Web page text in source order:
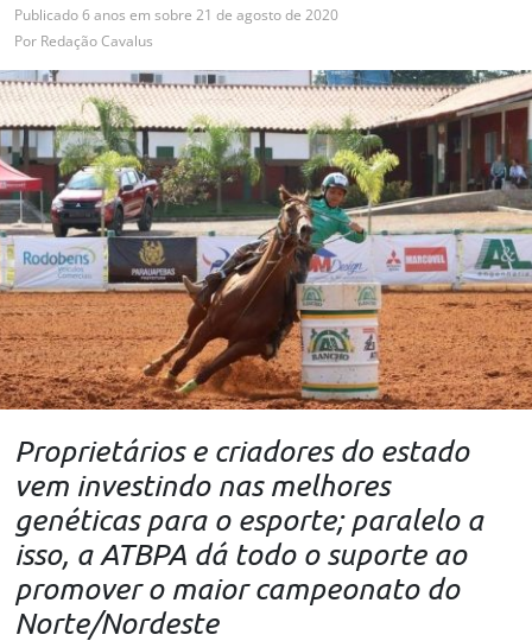
Publicado6 anos em sobre 21 de agosto de 2020
Por Redação Cavalus
Proprietários e criadores do estado
vem investindo nas melhores
genéticas para o esporte; paralelo a
isso, a ATBPA dá todo o suporte ao
promover o maior campeonato do
Norte/Nordeste